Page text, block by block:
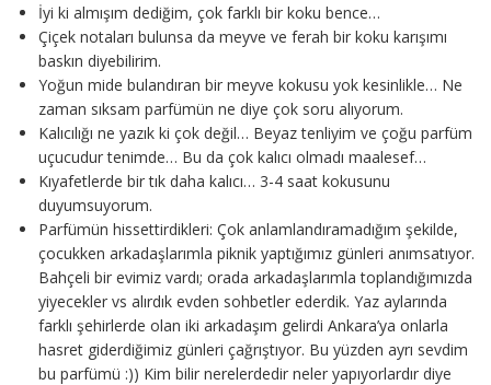
İyi ki almışım dediğim, çok farklı bir koku bence…
Çiçek notaları bulunsa da meyve ve ferah bir koku karışımı
baskın diyebilirim.
Yoğun mide bulandıran bir meyve kokusu yok kesinlikle… Ne
zaman sıksam parfümün ne diye çok soru alıyorum.
Kalıcılığı ne yazık ki çok değil… Beyaz tenliyim ve çoğu parfüm
uçucudur tenimde… Bu da çok kalıcı olmadı maalesef…
Kıyafetlerde bir tık daha kalıcı… 3-4 saat kokusunu
duyumsuyorum.
Parfümün hissettirdikleri: Çok anlamlandıramadığım şekilde,
çocukken arkadaşlarımla piknik yaptığımız günleri anımsatıyor.
Bahçeli bir evimiz vardı; orada arkadaşlarımla toplandığımızda
yiyecekler vs alırdık evden sohbetler ederdik. Yaz aylarında
farklı şehirlerde olan iki arkadaşım gelirdi Ankara’ya onlarla
hasret giderdiğimiz günleri çağrıştıyor. Bu yüzden ayrı sevdim
bu parfümü :)) Kim bilir nerelerdedir neler yapıyorlardır diye